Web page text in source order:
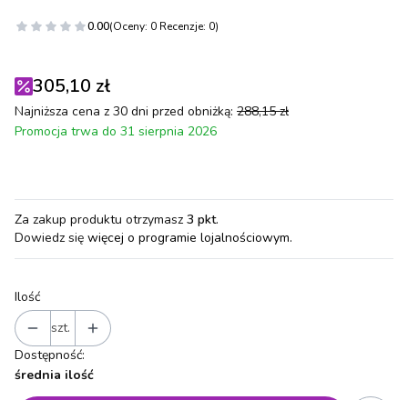
0.00(Oceny: 0 Recenzje: 0)
305,10 zł
Najniższa cena z 30 dni przed obniżką: 288,15 zł
Promocja trwa do 31 sierpnia 2026
Za zakup produktu otrzymasz 3 pkt.
Dowiedz się więcej o programie lojalnościowym.
Ilość
szt.
Dostępność:
średnia ilość